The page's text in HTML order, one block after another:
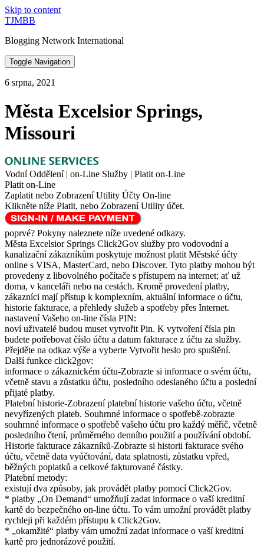
Skip to content
TJMBB
Blogging Network International
Toggle Navigation
6 srpna, 2021
Města Excelsior Springs,
Missouri
Vodní Oddělení | on-Line Služby | Platit on-Line
Platit on-Line
Zaplatit nebo Zobrazení Utility Účty On-line
Klikněte níže Platit, nebo Zobrazení Utility účet.
poprvé? Pokyny naleznete níže uvedené odkazy.
Města Excelsior Springs Click2Gov služby pro vodovodní a
kanalizační zákazníkům poskytuje možnost platit Městské účty
online s VISA, MasterCard, nebo Discover. Tyto platby mohou být
provedeny z libovolného počítače s přístupem na internet; ať už
doma, v kanceláři nebo na cestách. Kromě provedení platby,
zákazníci mají přístup k komplexním, aktuální informace o účtu,
historie fakturace, a přehledy služeb a spotřeby přes Internet.
nastavení Vašeho on-line čísla PIN:
noví uživatelé budou muset vytvořit Pin. K vytvoření čísla pin
budete potřebovat číslo účtu a datum fakturace z účtu za služby.
Přejděte na odkaz výše a vyberte Vytvořit heslo pro spuštění.
Další funkce click2gov:
informace o zákaznickém účtu-Zobrazte si informace o svém účtu,
včetně stavu a zůstatku účtu, posledního odeslaného účtu a poslední
přijaté platby.
Platební historie-Zobrazení platební historie vašeho účtu, včetně
nevyřízených plateb. Souhrnné informace o spotřebě-zobrazte
souhrnné informace o spotřebě vašeho účtu pro každý měřič, včetně
posledního čtení, průměrného denního použití a používání období.
Historie fakturace zákazníků-Zobrazte si historii fakturace svého
účtu, včetně data vyúčtování, data splatnosti, zůstatku vpřed,
běžných poplatků a celkové fakturované částky.
Platební metody:
existují dva způsoby, jak provádět platby pomocí Click2Gov.
* platby „On Demand“ umožňují zadat informace o vaší kreditní
kartě do bezpečného on-line účtu. To vám umožní provádět platby
rychleji při každém přístupu k Click2Gov.
* „okamžité“ platby vám umožní zadat informace o vaší kreditní
kartě pro jednorázové použití.